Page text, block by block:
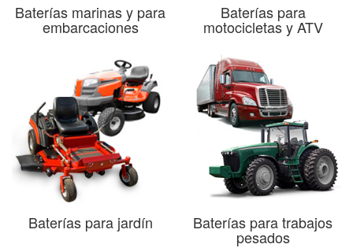
Baterías marinas y para
embarcaciones
Baterías para
motocicletas y ATV
Baterías para jardín Baterías para trabajos
pesados